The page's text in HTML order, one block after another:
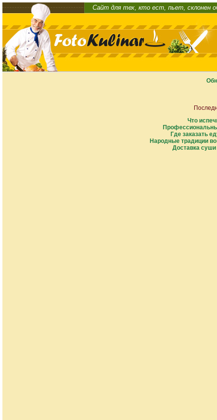
Сайт для тех, кто ест, пьет, склонен
Что
Где заказать
Народные традиции
Доставка